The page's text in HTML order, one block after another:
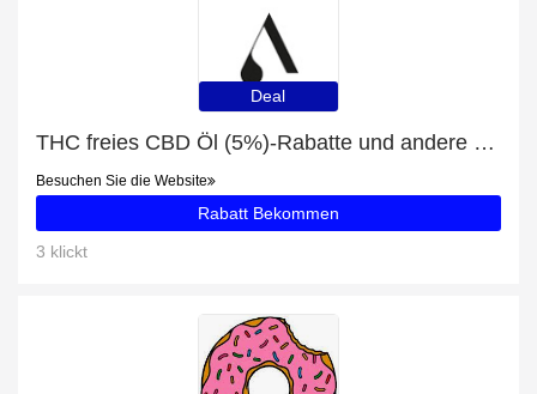
Deal
THC freies CBD Öl (5%)-Rabatte und andere 65-Angebote
Besuchen Sie die Website
Rabatt Bekommen
3 klickt